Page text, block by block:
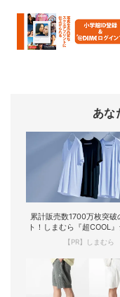
あな
累計販売数1700万枚突破
ト！しまむら『超COOL
【PR】しまむら